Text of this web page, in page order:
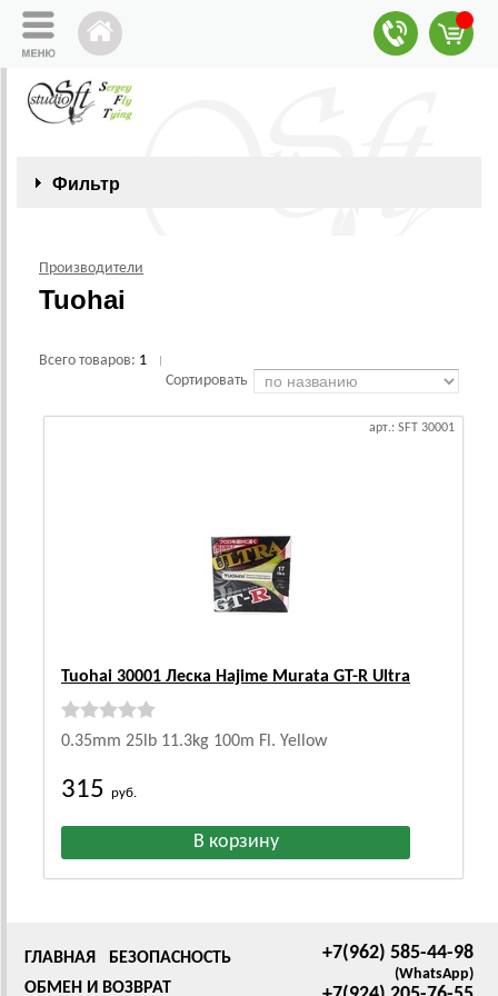
Фильтр
Производители
Tuohai
Всего товаров: 1
Сортировать
арт.: SFT 30001
Tuohai 30001 Леска Hajime Murata GT-R Ultra
0.35mm 25lb 11.3kg 100m Fl. Yellow
315 руб.
+7(962) 585-44-98
(WhatsApp)
ГЛАВНАЯ
БЕЗОПАСНОСТЬ
ОБМЕН И ВОЗВРАТ